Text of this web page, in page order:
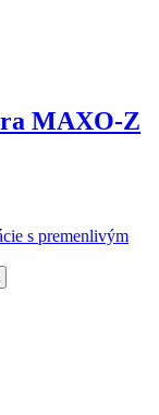
MAXO-Z
s premenlivým